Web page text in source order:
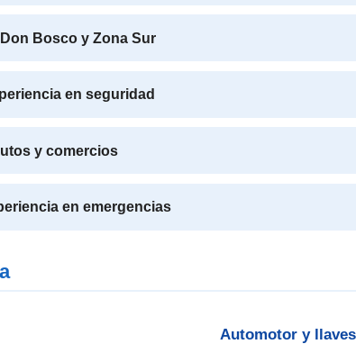
Bosco y Zona Sur
en seguridad
y comercios
en emergencias
Automotor y llaves